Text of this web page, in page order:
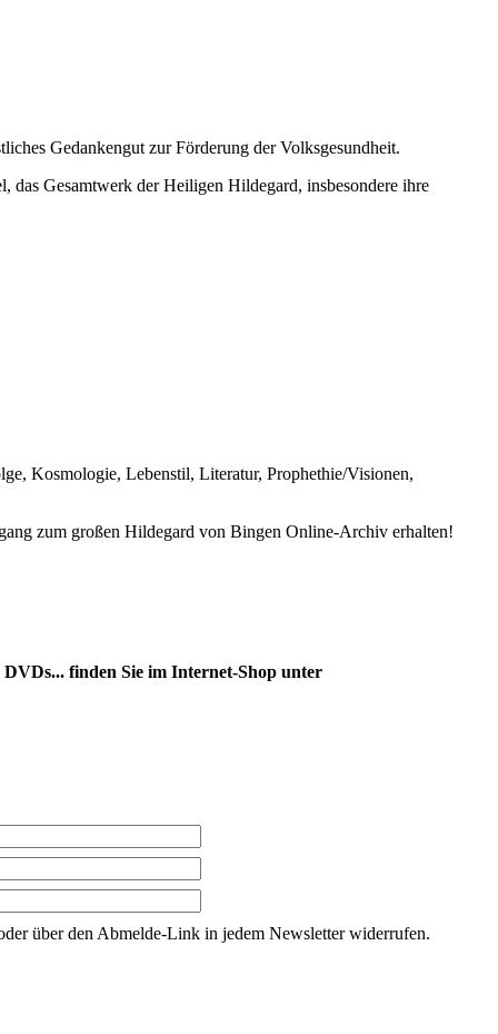
Gedankengut zur Förderung der Volksgesundheit.
Gesamtwerk der Heiligen Hildegard, insbesondere ihre
Kosmologie, Lebenstil, Literatur, Prophethie/Visionen,
zum großen Hildegard von Bingen Online-Archiv erhalten!
finden Sie im Internet-Shop unter
über den Abmelde-Link in jedem Newsletter widerrufen.